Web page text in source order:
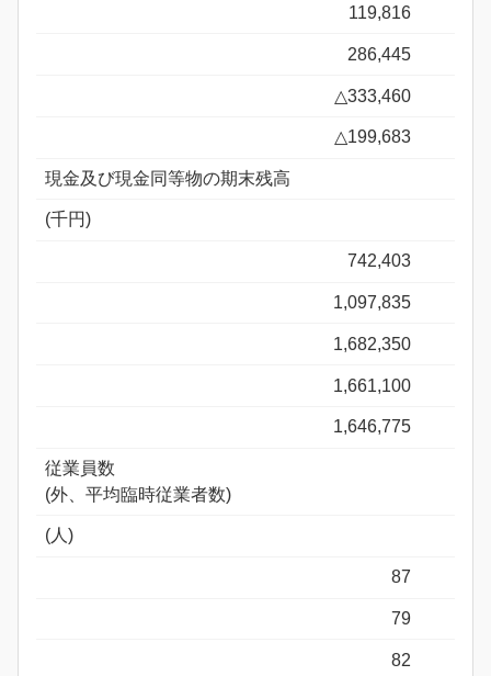
119,816
286,445
△333,460
△199,683
現金及び現金同等物の期末残高
(千円)
742,403
1,097,835
1,682,350
1,661,100
1,646,775
従業員数
(外、平均臨時従業者数)
(人)
87
79
82